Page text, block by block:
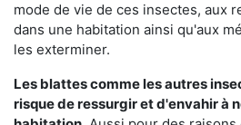
mode de vie de ces insectes, aux
dans une habitation ainsi qu'aux
les exterminer.
Les blattes comme les autres
risque de ressurgir et d'envahir à